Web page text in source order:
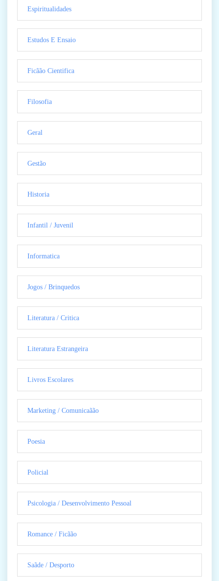
Espiritualidades
Estudos E Ensaio
Ficãão Cientifica
Filosofia
Geral
Gestão
Historia
Infantil / Juvenil
Informatica
Jogos / Brinquedos
Literatura / Critica
Literatura Estrangeira
Livros Escolares
Marketing / Comunicaãão
Poesia
Policial
Psicologia / Desenvolvimento Pessoal
Romance / Ficãão
Saãde / Desporto